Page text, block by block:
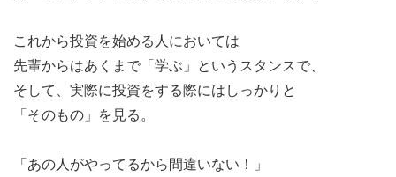
これから投資を始める人においては
先輩からはあくまで「学ぶ」というスタンスで、
そして、実際に投資をする際にはしっかりと
「そのもの」を見る。
「あの人がやってるから間違いない！」